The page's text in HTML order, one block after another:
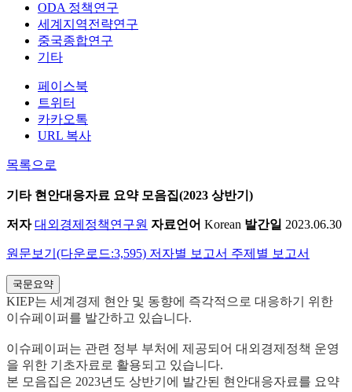
ODA 정책연구
세계지역전략연구
중국종합연구
기타
페이스북
트위터
카카오톡
URL 복사
목록으로
기타현안대응자료 요약 모음집(2023 상반기)
저자 대외경제정책연구원 자료언어 Korean 발간일 2023.06.30
원문보기(다운로드:3,595) 저자별 보고서 주제별 보고서
국문요약
KIEP는 세계경제 현안 및 동향에 즉각적으로 대응하기 위한
이슈페이퍼를 발간하고 있습니다.
이슈페이퍼는 관련 정부 부처에 제공되어 대외경제정책 운영
을 위한 기초자료로 활용되고 있습니다.
본 모음집은 2023년도 상반기에 발간된 현안대응자료를 요약